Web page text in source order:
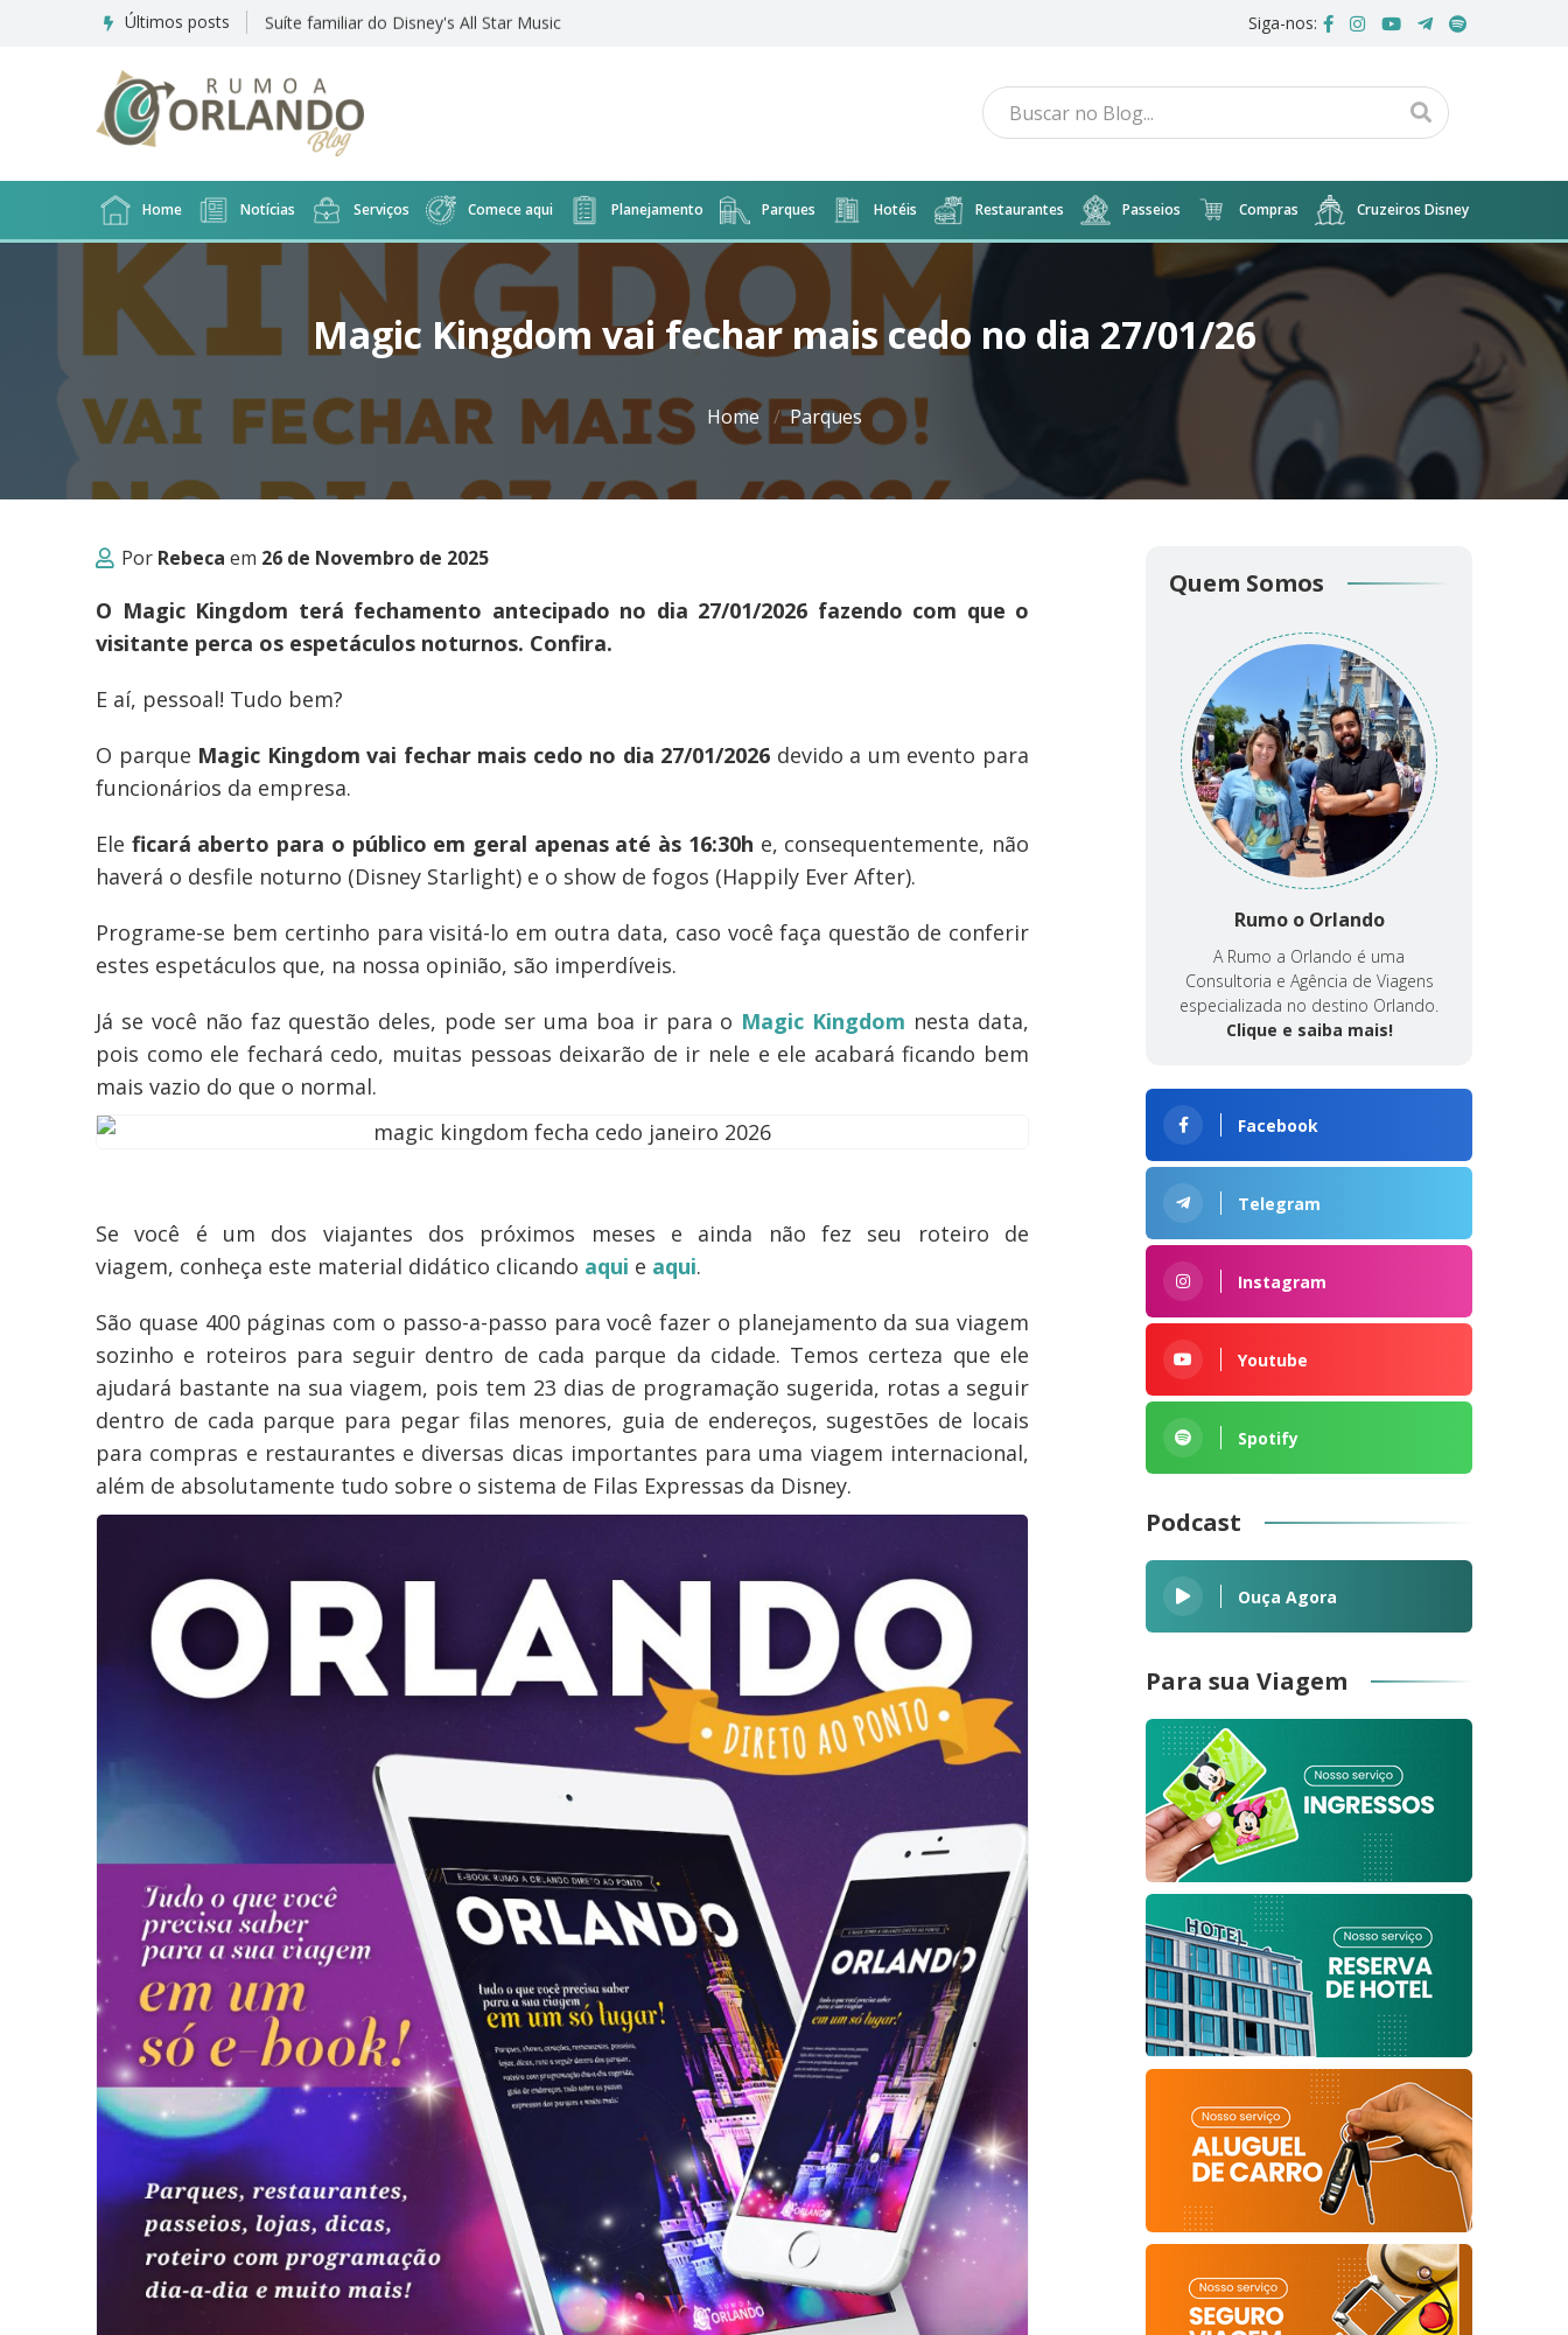
Últimos posts Halloween Horror Nights terá show de stranger Things Siga-nos:
Home Notícias Serviços Comece aqui Planejamento Parques Hotéis Restaurantes Passeios Compras Cruzeiros Disney
Magic Kingdom vai fechar mais cedo no dia 27/01/26
Home Parques
Por Rebeca em 26 de Novembro de 2025
O Magic Kingdom terá fechamento antecipado no dia 27/01/2026 fazendo com que o
visitante perca os espetáculos noturnos. Confira.
E aí, pessoal! Tudo bem?
O parque Magic Kingdom vai fechar mais cedo no dia 27/01/2026 devido a um evento para
funcionários da empresa.
Ele ficará aberto para o público em geral apenas até às 16:30h e, consequentemente, não
haverá o desfile noturno (Disney Starlight) e o show de fogos (Happily Ever After).
Programe-se bem certinho para visitá-lo em outra data, caso você faça questão de conferir
estes espetáculos que, na nossa opinião, são imperdíveis.
Já se você não faz questão deles, pode ser uma boa ir para o Magic Kingdom nesta data,
pois como ele fechará cedo, muitas pessoas deixarão de ir nele e ele acabará ficando bem
mais vazio do que o normal.
Se você é um dos viajantes dos próximos meses e ainda não fez seu roteiro de
viagem, conheça este material didático clicando aqui e aqui.
São quase 400 páginas com o passo-a-passo para você fazer o planejamento da sua viagem
sozinho e roteiros para seguir dentro de cada parque da cidade. Temos certeza que ele
ajudará bastante na sua viagem, pois tem 23 dias de programação sugerida, rotas a seguir
dentro de cada parque para pegar filas menores, guia de endereços, sugestões de locais
para compras e restaurantes e diversas dicas importantes para uma viagem internacional,
além de absolutamente tudo sobre o sistema de Filas Expressas da Disney.
Quem Somos
Rumo o Orlando
A Rumo a Orlando é uma
Consultoria e Agência de Viagens
especializada no destino Orlando.
Clique e saiba mais!
Facebook
Telegram
Instagram
Youtube
Spotify
Podcast
Ouça Agora
Para sua Viagem